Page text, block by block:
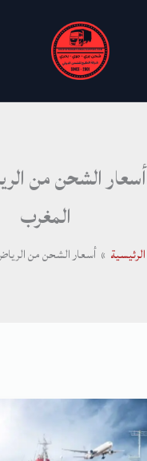
أسعار الشحن من
المغرب
الرئيسية أسعار الشحن من